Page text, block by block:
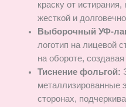
краску от
жесткой и
Выборочный УФ-
логотип на лицевой
на обороте,
Тиснение фольгой:
металлизированные
сторонах,